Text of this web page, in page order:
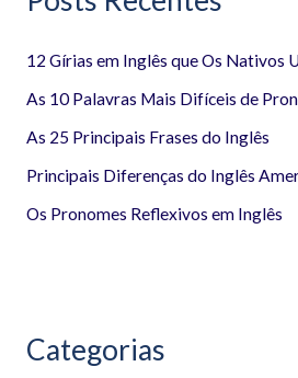
s
a
r
p
12 Gírias em Inglês que Os Nativos
As 10 Palavras Mais Difíceis de
As 25 Principais Frases do Inglês
Principais Diferenças do Inglês
Os Pronomes Reflexivos em Inglês
Categorias